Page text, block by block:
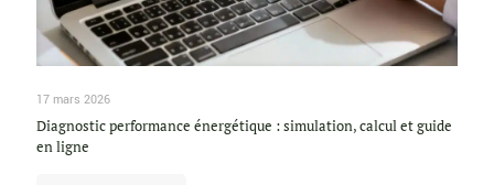
17 mars 2026
Diagnostic performance énergétique : simulation, calcul et guide
en ligne